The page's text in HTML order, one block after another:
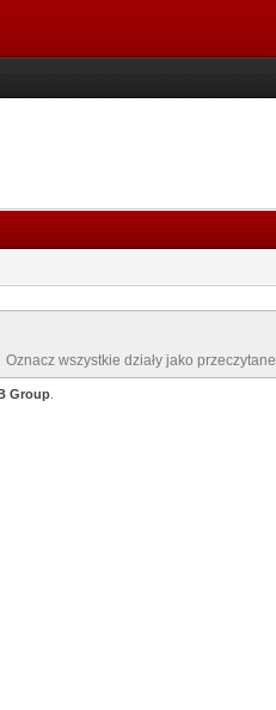
Oznacz wszystkie działy jako przeczytane
Group.